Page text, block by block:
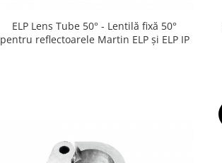
ELP Lens Tube 50° - Lentilă fixă 50°
pentru reflectoarele Martin ELP și ELP IP